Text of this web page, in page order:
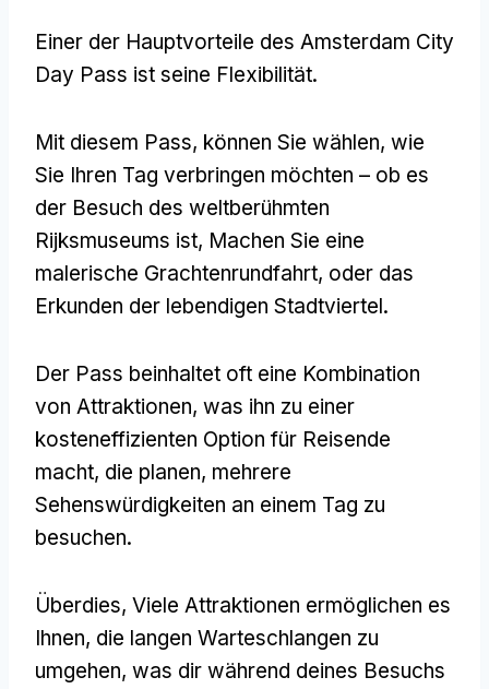
Einer der Hauptvorteile des Amsterdam City
Day Pass ist seine Flexibilität.
Mit diesem Pass, können Sie wählen, wie
Sie Ihren Tag verbringen möchten – ob es
der Besuch des weltberühmten
Rijksmuseums ist, Machen Sie eine
malerische Grachtenrundfahrt, oder das
Erkunden der lebendigen Stadtviertel.
Der Pass beinhaltet oft eine Kombination
von Attraktionen, was ihn zu einer
kosteneffizienten Option für Reisende
macht, die planen, mehrere
Sehenswürdigkeiten an einem Tag zu
besuchen.
Überdies, Viele Attraktionen ermöglichen es
Ihnen, die langen Warteschlangen zu
umgehen, was dir während deines Besuchs